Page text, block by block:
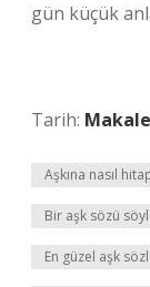
gün küçük
Tarih:
Aşkına nasıl
Bir aşk sözü
En güzel aşk